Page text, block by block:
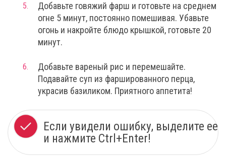
Добавьте говяжий фарш и готовьте на среднем
огне 5 минут, постоянно помешивая. Убавьте
огонь и накройте блюдо крышкой, готовьте 20
минут.
Добавьте вареный рис и перемешайте.
Подавайте суп из фаршированного перца,
украсив базиликом. Приятного аппетита!
Если увидели ошибку, выделите ее
и нажмите Ctrl+Enter!